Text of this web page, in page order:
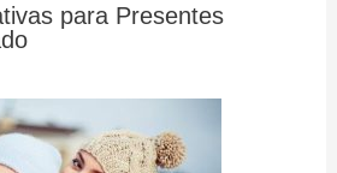
para Presentes